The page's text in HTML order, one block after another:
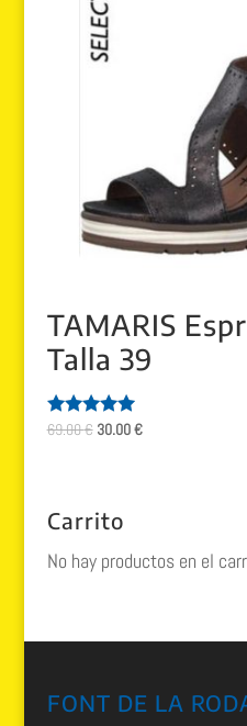
TAMARIS
Talla 39
Valorado
69.00€ El
69.00 €.
30.00€El
Carrito
No hay productos en el
FONT DE LA